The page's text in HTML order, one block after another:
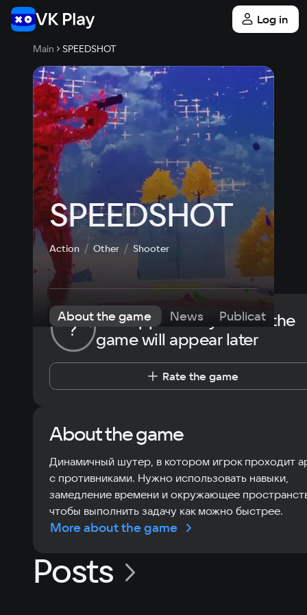
Log in
Main SPEEDSHOT
SPEEDSHOT
Action Other Shooter
About the game News Publications
?
The opportunity to rate the
game will appear later
Rate the game
About the game
Динамичный шутер, в котором игрок проходит
с противниками. Нужно использовать навыки,
замедление времени и окружающее
чтобы выполнить задачу как можно быстрее.
More about the game
Posts